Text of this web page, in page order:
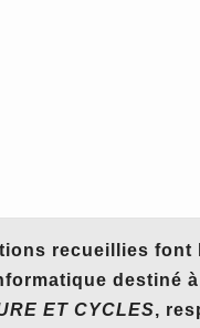
recueillies font
destiné à
ET CYCLES,